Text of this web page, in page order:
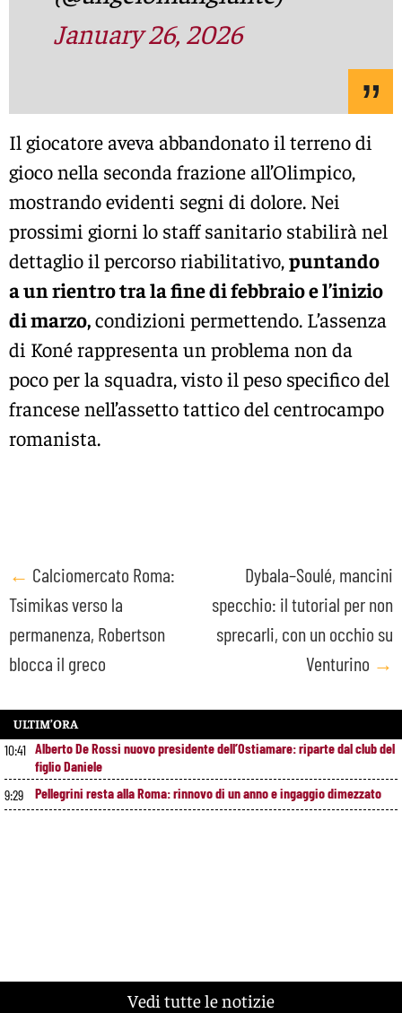
January 26, 2026
Il giocatore aveva abbandonato il terreno di
gioco nella seconda frazione all’Olimpico,
mostrando evidenti segni di dolore. Nei
prossimi giorni lo staff sanitario stabilirà nel
dettaglio il percorso riabilitativo,puntando
a un rientro tra la fine di febbraio e l’inizio
di marzo,condizioni permettendo. L’assenza
di Koné rappresenta un problema non da
poco per la squadra, visto il peso specifico del
francese nell’assetto tattico del centrocampo
romanista.
Post
navigation
← Calciomercato Roma:
Tsimikas verso la
permanenza, Robertson
blocca il greco
Dybala–Soulé, mancini
specchio: il tutorial per non
sprecarli, con un occhio su
Venturino →
ULTIM’ORA
10:41 Alberto De Rossi nuovo presidente dell’Ostiamare: riparte dal club del
figlio Daniele
9:29
Pellegrini resta alla Roma: rinnovo di un anno e ingaggio dimezzato
Vedi tutte le notizie